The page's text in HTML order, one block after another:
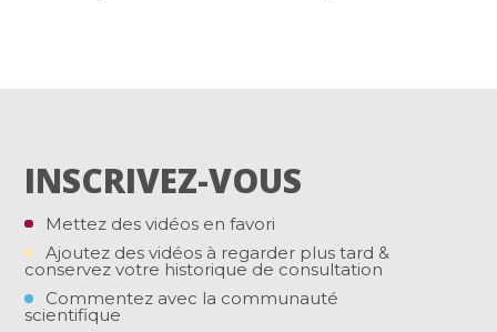
INSCRIVEZ-VOUS
Mettez des vidéos en favori
Ajoutez des vidéos à regarder plus tard &
conservez votre historique de consultation
Commentez avec la communauté
scientifique